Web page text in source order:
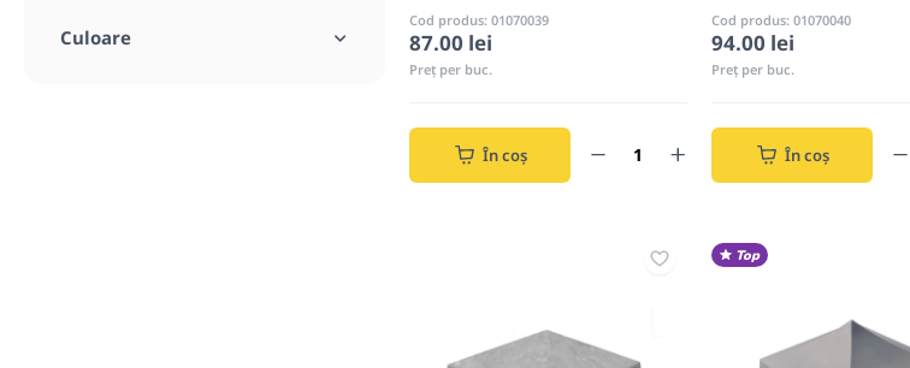
Culoare
Cod produs: 01070039
87.00 lei
Preț per buc.
În coș
Cod produs: 01070040
94.00 lei
Preț per buc.
În coș
Top